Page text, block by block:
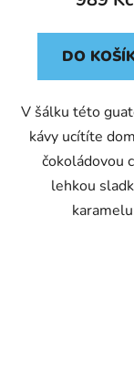
DO
V šálku této
kávy ucítíte
čokoládovou
lehkou